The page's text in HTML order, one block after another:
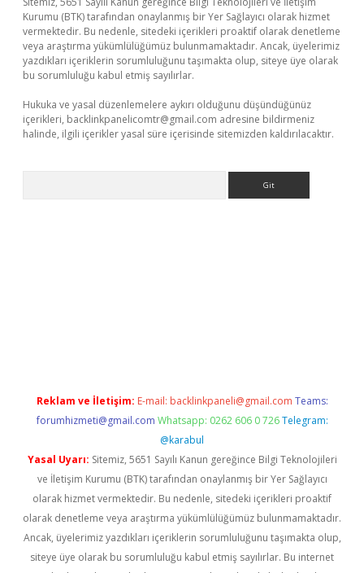
Kurumu (BTK) tarafından onaylanmış bir Yer Sağlayıcı olarak hizmet
vermektedir. Bu nedenle, sitedeki içerikleri proaktif olarak denetleme
veya araştırma yükümlülüğümüz bulunmamaktadır. Ancak, üyelerimiz
yazdıkları içeriklerin sorumluluğunu taşımakta olup, siteye üye olarak
bu sorumluluğu kabul etmiş sayılırlar.
Hukuka ve yasal düzenlemelere aykırı olduğunu düşündüğünüz
içerikleri, backlinkpanelicomtr@gmail.com adresine bildirmeniz
halinde, ilgili içerikler yasal süre içerisinde sitemizden kaldırılacaktır.
Reklam ve İletişim: E-mail: backlinkpaneli@gmail.com Teams:
forumhizmeti@gmail.com Whatsapp: 0262 606 0 726 Telegram:
@karabul
Yasal Uyarı: Sitemiz, 5651 Sayılı Kanun gereğince Bilgi Teknolojileri
ve İletişim Kurumu (BTK) tarafından onaylanmış bir Yer Sağlayıcı
olarak hizmet vermektedir. Bu nedenle, sitedeki içerikleri proaktif
olarak denetleme veya araştırma yükümlülüğümüz bulunmamaktadır.
Ancak, üyelerimiz yazdıkları içeriklerin sorumluluğunu taşımakta olup,
siteye üye olarak bu sorumluluğu kabul etmiş sayılırlar. Bu internet